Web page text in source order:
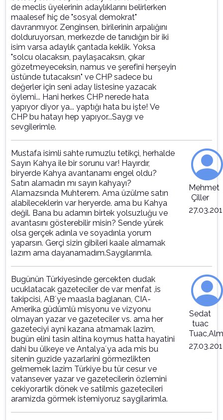
de meclis üyelerinin adaylıklarını belirlerken
maalesef hiç de "sosyal demokrat"
davranmıyor. Zenginsen, birilerinin arpalığını
dolduruyorsan, merkezde de tanıdığın bir iki
isim varsa adaylık çantada keklik. Yoksa
"solcu olacaksın, paylaşacaksın, çıkar
gözetmeyeceksin, namus ve şerefini herşeyin
üstünde tutacaksın" ve CHP sadece bu
değerler için seni aday listesine yazacak
öylemi... Hani herkes CHP nerede hata
yapıyor diyor ya... yaptığı hata bu işte! Ve
CHP bu hatayı hep yapıyor...Saygı ve
sevgilerimle.
Mustafa isimli sahte rumuzlu tetikçi, herhalde
Sayın Kahya ile bir sorunu var! Hayırdır,
biryerde Kahya avantanamı engel oldu?
Satın alamadın mı sayın kahyayı?
Alamazsında Muhterem. Ama üzülme satın
alabileceklerin var heryerde. ama bu Kahya
değil. Bana bu adamın birtek yolsuzluğu ve
avantasını gösterebilir misin? Sende yürek
olsa gerçek adınla ve soyadınla yorum
yaparsın. Gerçi sizin gibileri kaale almamak
lazım ama dayanamadım.Saygılarımla.
Mehmet
Çiller
Bugünün Türkiyesinde gercekten dudak
ucuklatacak gazeteciler de var menfat ,is
takipcisi, AB´ye maasla baglanan, CIA-
Amerika güdümlü misyonu ve vizyonu
olmayan yazar ve gazeteciler vs. ama her
gazeteciyi ayni kazana atmamak lazim,
bugün elini tasin altina koymus hatta hayatini
dahi bu ülkeye ve Antalya´ya ada mis bu
sitenin guzide yazarlarini görmezlikten
gelmemek lazim Türkiye bu tür cesur ve
vatansever yazar ve gazetecilerin özlemini
cekiyorartik dönek ve satilmis gazetecileri
aramizda görmek istemiyoruz saygilarimla.
Sedat
tuac